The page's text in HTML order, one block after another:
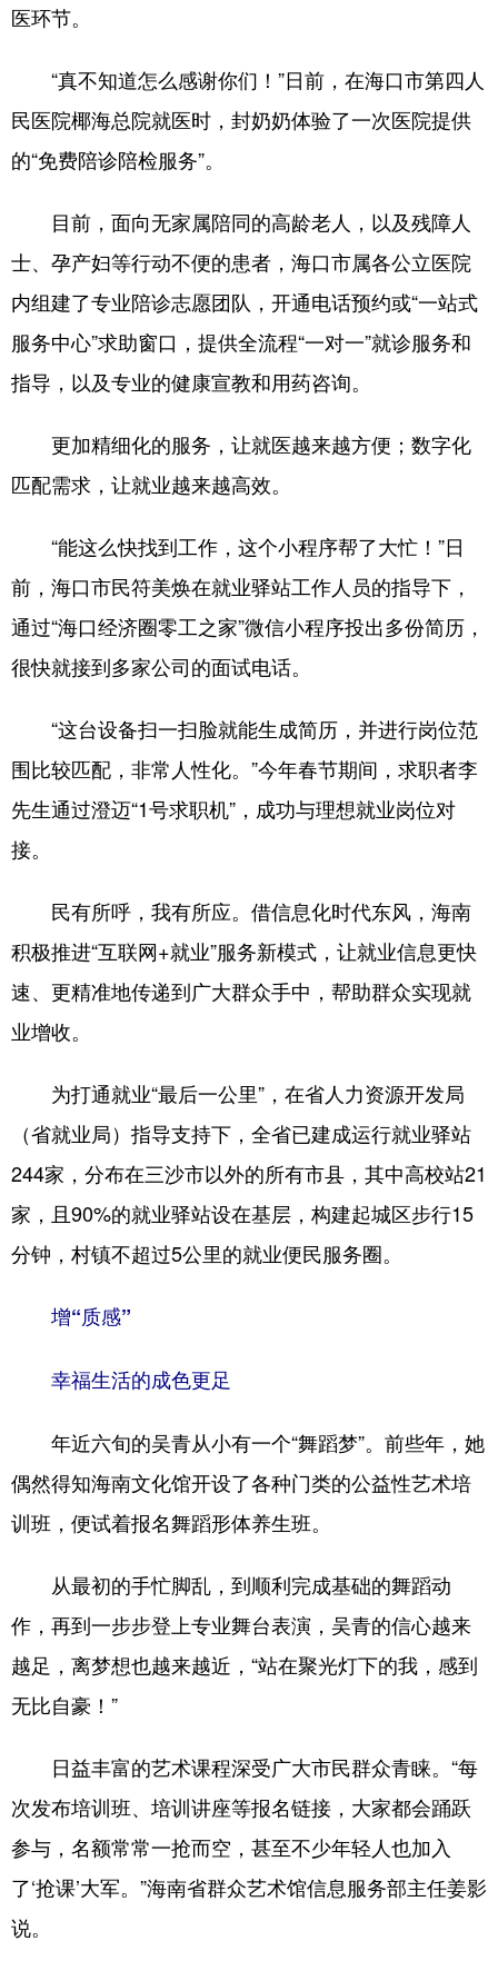
医环节。
“真不知道怎么感谢你们！”日前，在海口市第四人
民医院椰海总院就医时，封奶奶体验了一次医院提供
的“免费陪诊陪检服务”。
目前，面向无家属陪同的高龄老人，以及残障人
士、孕产妇等行动不便的患者，海口市属各公立医院
内组建了专业陪诊志愿团队，开通电话预约或“一站式
服务中心”求助窗口，提供全流程“一对一”就诊服务和
指导，以及专业的健康宣教和用药咨询。
更加精细化的服务，让就医越来越方便；数字化
匹配需求，让就业越来越高效。
“能这么快找到工作，这个小程序帮了大忙！”日
前，海口市民符美焕在就业驿站工作人员的指导下，
通过“海口经济圈零工之家”微信小程序投出多份简历，
很快就接到多家公司的面试电话。
“这台设备扫一扫脸就能生成简历，并进行岗位范
围比较匹配，非常人性化。”今年春节期间，求职者李
先生通过澄迈“1号求职机”，成功与理想就业岗位对
接。
民有所呼，我有所应。借信息化时代东风，海南
积极推进“互联网+就业”服务新模式，让就业信息更快
速、更精准地传递到广大群众手中，帮助群众实现就
业增收。
为打通就业“最后一公里”，在省人力资源开发局
（省就业局）指导支持下，全省已建成运行就业驿站
244家，分布在三沙市以外的所有市县，其中高校站21
家，且90%的就业驿站设在基层，构建起城区步行15
分钟，村镇不超过5公里的就业便民服务圈。
增“质感”
幸福生活的成色更足
年近六旬的吴青从小有一个“舞蹈梦”。前些年，她
偶然得知海南文化馆开设了各种门类的公益性艺术培
训班，便试着报名舞蹈形体养生班。
从最初的手忙脚乱，到顺利完成基础的舞蹈动
作，再到一步步登上专业舞台表演，吴青的信心越来
越足，离梦想也越来越近，“站在聚光灯下的我，感到
无比自豪！”
日益丰富的艺术课程深受广大市民群众青睐。“每
次发布培训班、培训讲座等报名链接，大家都会踊跃
参与，名额常常一抢而空，甚至不少年轻人也加入
了‘抢课’大军。”海南省群众艺术馆信息服务部主任姜影
说。